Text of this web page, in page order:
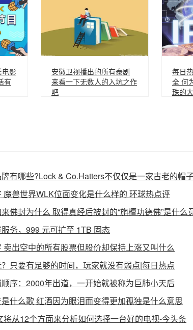
电影
有
安徽卫视播出的所有泰剧
来看一下无数人的入坑之作
吧
每日
全 何
珠的
有哪些?Lock & Co.Hatters不仅仅是一家古老的帽
魔兽世界WLK位面变化是什么样的 环球热点评
佛封为什么 取得真经后被封的“旃檀功德佛”是什么
务，999 元可扩至 1TB 固态
出空中的所有股票但股价却保持上涨又叫什么
只要有足够的时间，玩家就没有弱点|每日热点
序：2000年出道，一开始就被称为巨肺小天后
什么歌 红酒因为眼泪而变得更加孤独是什么意思
从12个方面来分析如何选择一台好的电视-今头条